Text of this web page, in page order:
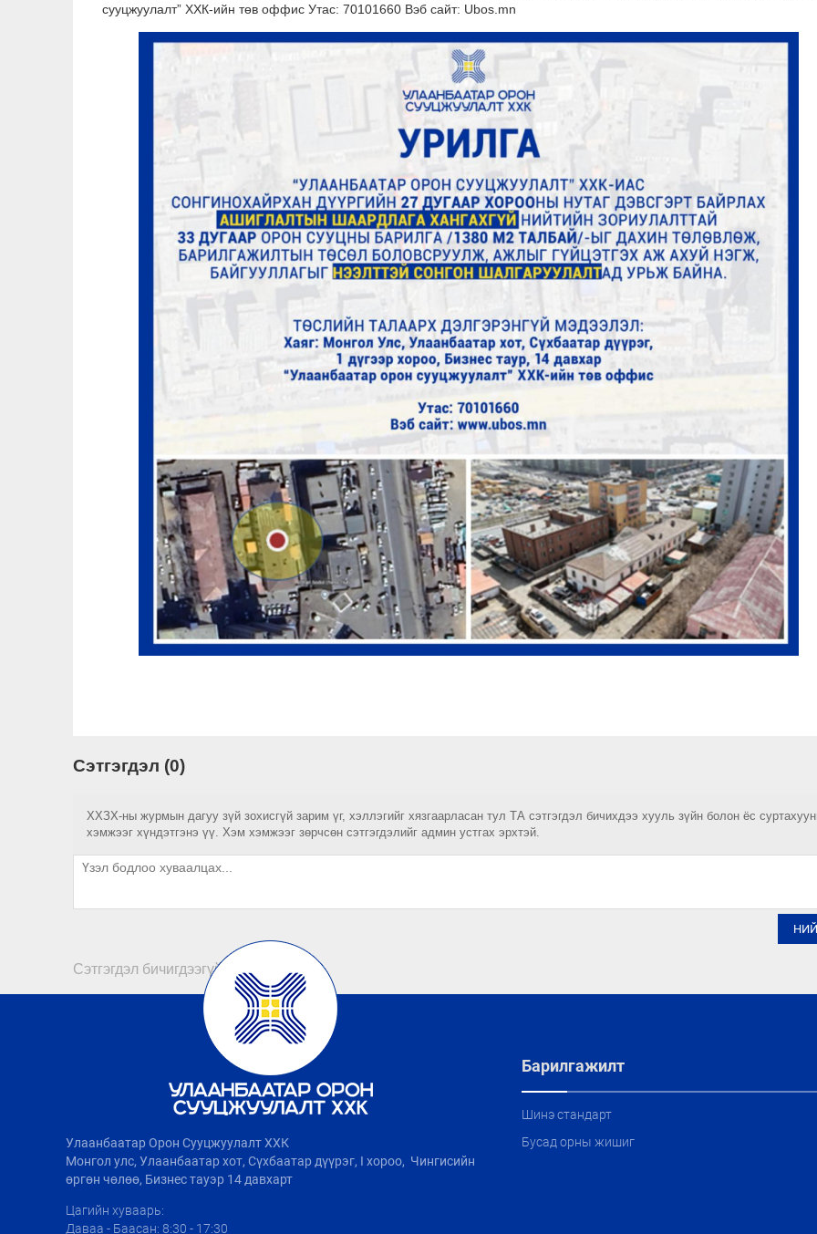
сууцжуулалт” ХХК-ийн төв оффис Утас: 70101660 Вэб сайт: Ubos.mn
Сэтгэгдэл (0)
ХХЗХ-ны журмын дагуу зүй зохисгүй зарим үг, хэллэгийг хязгаарласан тул ТА сэтгэгдэл бичихдээ хууль зүйн болон ёс
хэмжээг хүндэтгэнэ үү. Хэм хэмжээг зөрчсөн сэтгэгдэлийг админ устгах эрхтэй.
Сэтгэгдэл бичигдээгүй байна
Улаанбаатар Орон Сууцжуулалт ХХК
Монгол улс, Улаанбаатар хот, Сүхбаатар дүүрэг, I хороо, Чингисийн
өргөн чөлөө, Бизнес тауэр 14 давхарт
Цагийн хуваарь:
Даваа - Баасан: 8:30 - 17:30
Барилгажилт
Шинэ стандарт
Бусад орны жишиг